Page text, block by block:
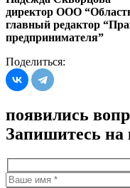
директор ООО
главный редактор
предпринимателя”
Поделиться:
появились
Запишитесь на